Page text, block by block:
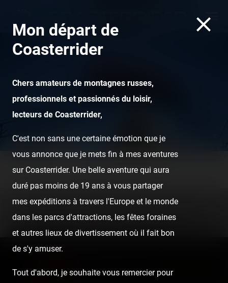
Blue Fire - Europa Park
Home Posts Instant pictures Londres
Mon départ de
Coasterrider
Chers amateurs de montagnes russes,
professionnels et passionnés du loisir,
lecteurs de Coasterrider,
C'est non sans une certaine émotion que je
vous annonce que je mets fin à mes aventures
sur Coasterrider. Une belle aventure qui aura
duré pas moins de 19 ans à vous partager
mes expéditions à travers l'Europe et le monde
dans les parcs d'attractions, les fêtes foraines
et autres lieux de divertissement où il fait bon
de s'y amuser.
Tout d'abord, je souhaite vous remercier pour